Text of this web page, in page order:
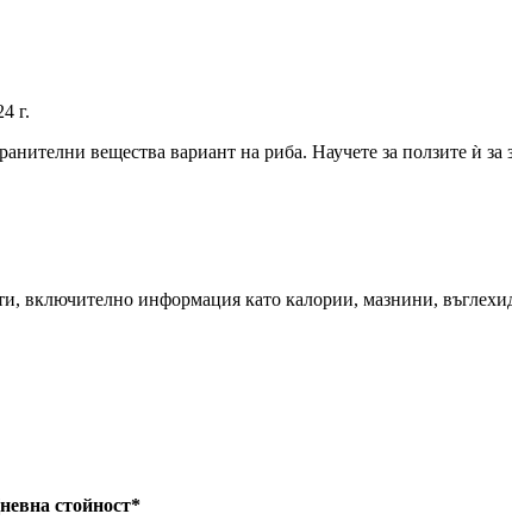
г.
вещества вариант на риба. Научете за ползите ѝ
включително информация като калории, мазнини,
стойност*